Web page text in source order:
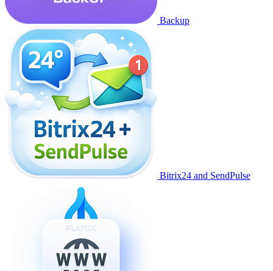
Backup
Bitrix24 and SendPulse